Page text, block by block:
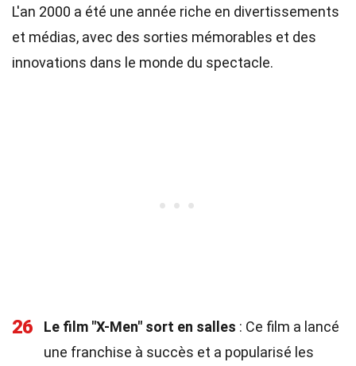
L'an 2000 a été une année riche en divertissements
et médias, avec des sorties mémorables et des
innovations dans le monde du spectacle.
26 Le film "X-Men" sort en salles : Ce film a lancé
une franchise à succès et a popularisé les